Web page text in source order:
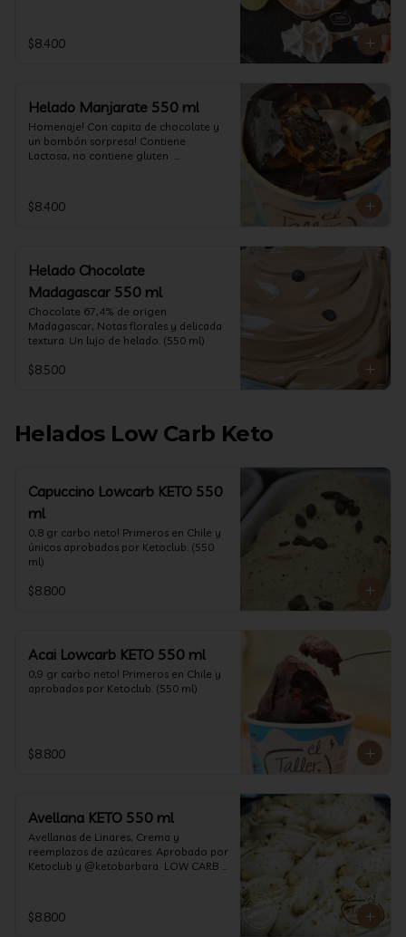
$8.400
Helado Manjarate 550 ml
Homenaje! Con capita de chocolate y
un bombón sorpresa! Contiene
Lactosa, no contiene gluten
$8.400
Helado Chocolate
Madagascar 550 ml
Chocolate 67,4% de origen
Madagascar, Notas florales y delicada
textura. Un lujo de helado. (550 ml)
$8.500
Helados Low Carb Keto
Capuccino Lowcarb KETO 550
ml
0,8 gr carbo neto! Primeros en Chile y
únicos aprobados por Ketoclub. (550
ml)
$8.800
Acai Lowcarb KETO 550 ml
0,9 gr carbo neto! Primeros en Chile y
aprobados por Ketoclub. (550 ml)
$8.800
Avellana KETO 550 ml
Avellanas de Linares, Crema y
reemplazos de azúcares. Aprobado por
Ketoclub y @ketobarbara  LOW CARB
$8.800